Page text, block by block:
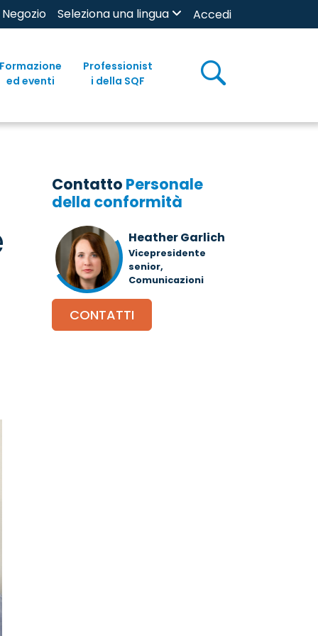
Negozio Seleziona una lingua Accedi
Formazione
ed eventi
Professionist
i della SQF
Contatto Personale
della conformità
Heather Garlich
Vicepresidente
senior,
Comunicazioni
CONTATTI